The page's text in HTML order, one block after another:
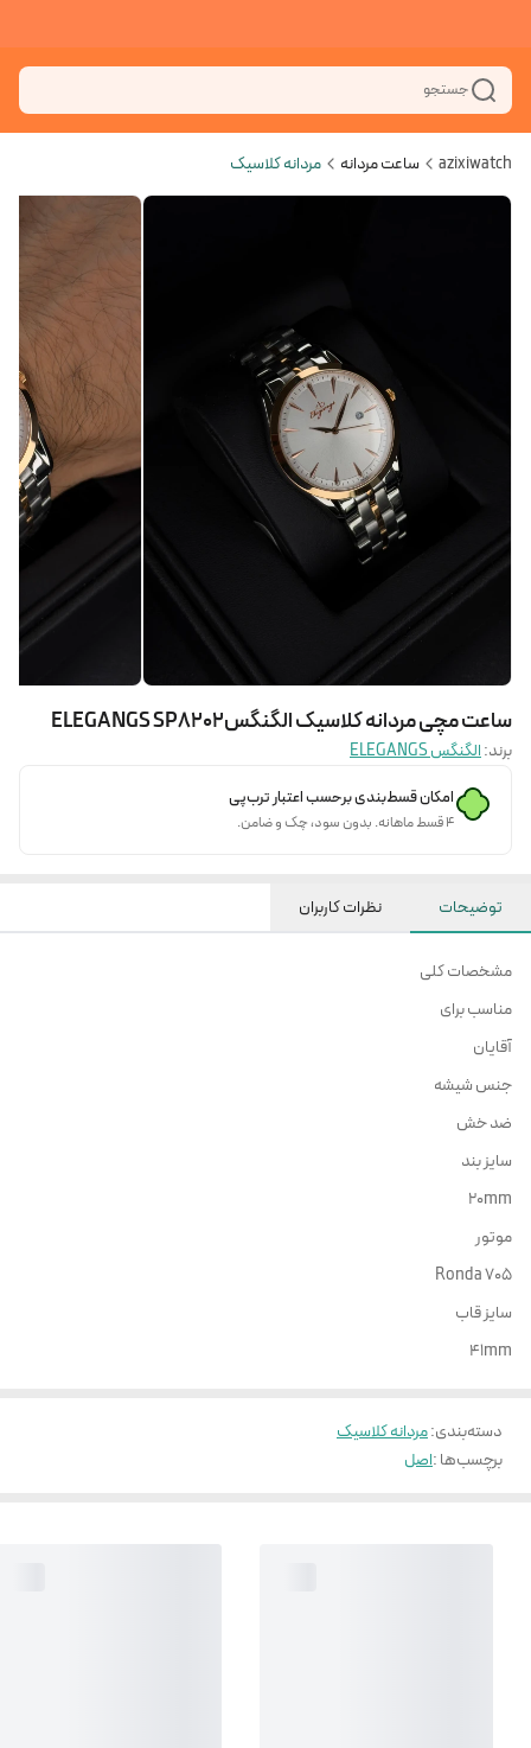
جستجو
azixiwatch ساعت مردانه مردانه کلاسیک
ساعت مچی مردانه کلاسیک الگنگسELEGANGS SP8202
برند:الگنگس ELEGANGS
امکان قسط‌بندی برحسب اعتبار ترب‌پی
۴ قسط ماهانه. بدون سود، چک و ضامن.
توضیحات نظرات کاربران
مشخصات کلی
مناسب برای
آقایان
جنس شیشه
ضد خش
سایز بند
20mm
موتور
Ronda 705
سایز قاب
41mm
دسته‌بندی:مردانه کلاسیک
برچسب‌ها :اصل